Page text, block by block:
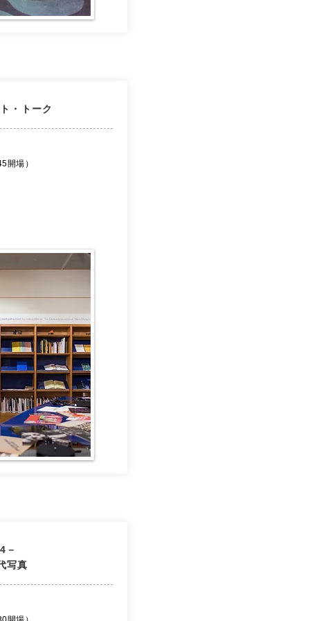
・トーク
開場）
－
写真